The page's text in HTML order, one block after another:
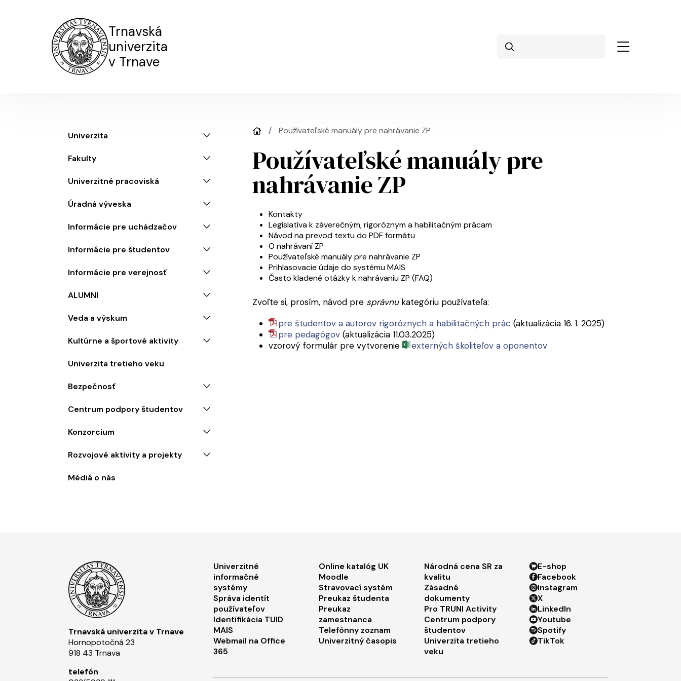
Trnavská
univerzita
v Trnave
Používateľské manuály pre nahrávanie ZP
Používateľské manuály pre
nahrávanie ZP
UIS menu
Kontakty
Legislatíva k záverečným, rigoróznym a habilitačným prácam
Návod na prevod textu do PDF formátu
O nahrávaní ZP
Používateľské manuály pre nahrávanie ZP
Prihlasovacie údaje do systému MAIS
Často kladené otázky k nahrávaniu ZP (FAQ)
Zvoľte si, prosím, návod pre správnukategóriu používateľa:
pre študentov a autorov rigoróznych a habilitačných prác (aktualizácia 16. 1. 2025)
pre pedagógov (aktualizácia 11.03.2025)
vzorový formulár pre vytvorenie
externých školiteľov a oponentov
Menu
Univerzita
Fakulty
Univerzitné pracoviská
Úradná výveska
Informácie pre uchádzačov
Informácie pre študentov
Informácie pre verejnosť
ALUMNI
Veda a výskum
Kultúrne a športové aktivity
Univerzita tretieho veku
Bezpečnosť
Centrum podpory študentov
Konzorcium
Rozvojové aktivity a projekty
Médiá o nás
Trnavská univerzita v Trnave
Hornopotočná 23
918 43 Trnava
telefón
Footer menu 1
Univerzitné
informačné
systémy
Správa identít
používateľov
Identifikácia TUID
MAIS
Webmail na Office
365
Footer menu 2
Online katalóg UK
Moodle
Stravovací systém
Preukaz študenta
Preukaz
zamestnanca
Telefónny zoznam
Univerzitný časopis
Footer menu 3
Národná cena SR za
kvalitu
Zásadné
dokumenty
Pro TRUNI Activity
Centrum podpory
študentov
Univerzita tretieho
veku
Footer menu 4
E-shop
Facebook
Instagram
X
LinkedIn
Youtube
Spotify
TikTok